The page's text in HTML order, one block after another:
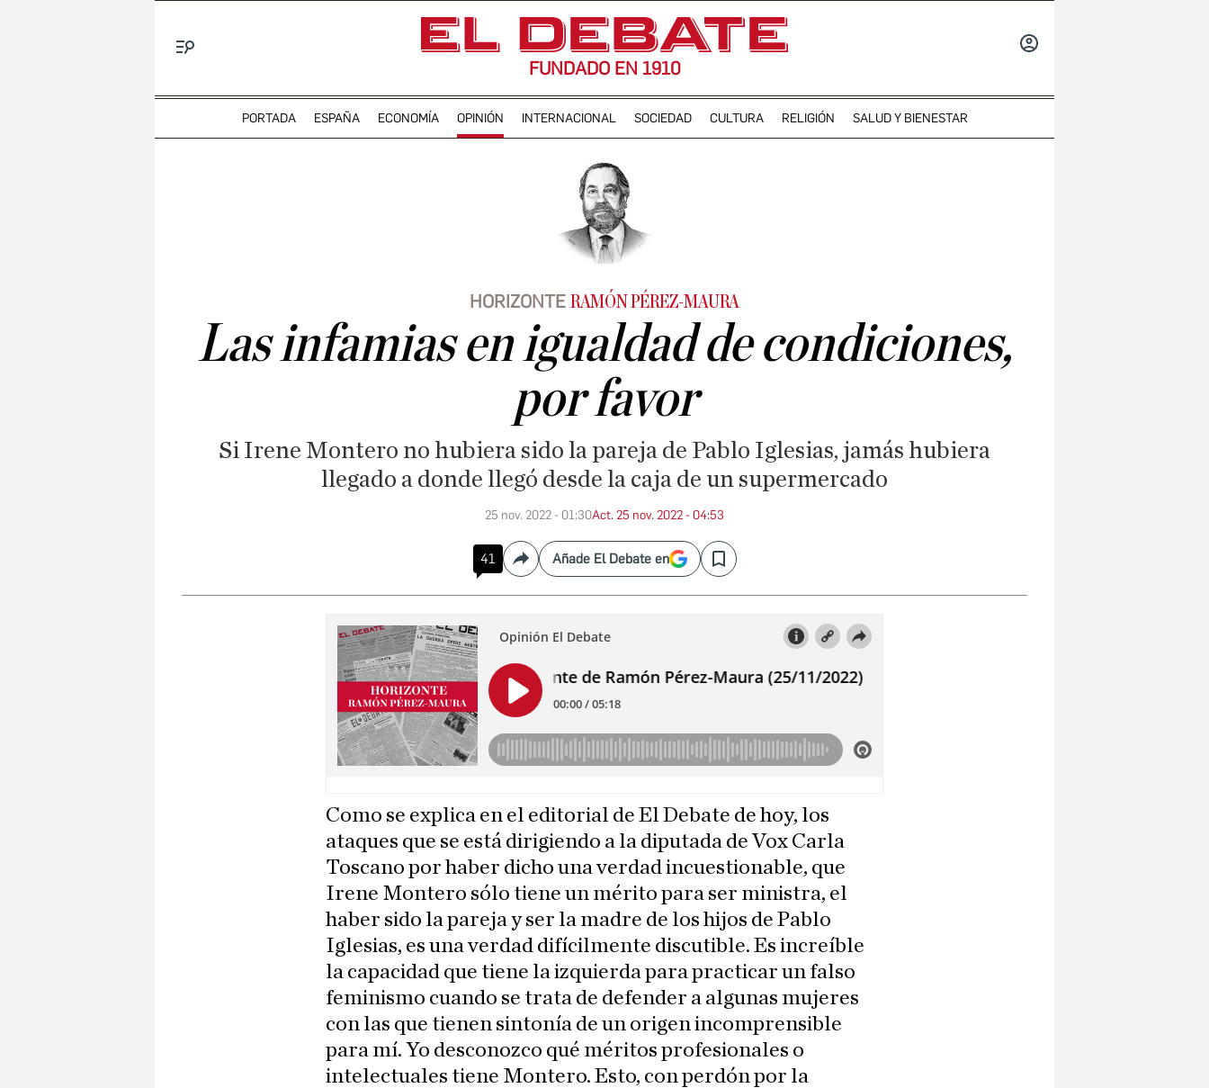
FUNDADO EN 1910
PORTADA ESPAÑA ECONOMÍA OPINIÓN INTERNACIONAL SOCIEDAD CULTURA RELIGIÓN SALUD Y BIENESTAR
HORIZONTE RAMÓN PÉREZ-MAURA
Las infamias en igualdad de condiciones,
por favor
Si Irene Montero no hubiera sido la pareja de Pablo Iglesias, jamás hubiera
llegado a donde llegó desde la caja de un supermercado
25 nov. 2022 - 01:30Act. 25 nov. 2022 - 04:53
41 CompartirAñade El Debate en Save
Como se explica en el editorial de El Debate de hoy, los
ataques que se está dirigiendo a la diputada de Vox Carla
Toscano por haber dicho una verdad incuestionable, que
Irene Montero sólo tiene un mérito para ser ministra, el
haber sido la pareja y ser la madre de los hijos de Pablo
Iglesias, es una verdad difícilmente discutible. Es increíble
la capacidad que tiene la izquierda para practicar un falso
feminismo cuando se trata de defender a algunas mujeres
con las que tienen sintonía de un origen incomprensible
para mí. Yo desconozco qué méritos profesionales o
intelectuales tiene Montero. Esto, con perdón por la